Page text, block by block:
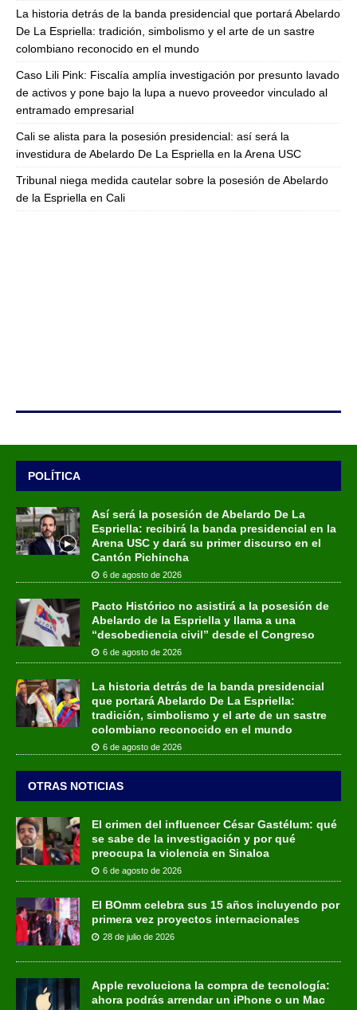
La historia detrás de la banda presidencial que portará Abelardo
De La Espriella: tradición, simbolismo y el arte de un sastre
colombiano reconocido en el mundo
Caso Lili Pink: Fiscalía amplía investigación por presunto lavado
de activos y pone bajo la lupa a nuevo proveedor vinculado al
entramado empresarial
Cali se alista para la posesión presidencial: así será la
investidura de Abelardo De La Espriella en la Arena USC
Tribunal niega medida cautelar sobre la posesión de Abelardo
de la Espriella en Cali
POLÍTICA
Así será la posesión de Abelardo De La
Espriella: recibirá la banda presidencial en la
Arena USC y dará su primer discurso en el
Cantón Pichincha
6 de agosto de 2026
Pacto Histórico no asistirá a la posesión de
Abelardo de la Espriella y llama a una
“desobediencia civil” desde el Congreso
6 de agosto de 2026
La historia detrás de la banda presidencial
que portará Abelardo De La Espriella:
tradición, simbolismo y el arte de un sastre
colombiano reconocido en el mundo
6 de agosto de 2026
OTRAS NOTICIAS
El crimen del influencer César Gastélum: qué
se sabe de la investigación y por qué
preocupa la violencia en Sinaloa
6 de agosto de 2026
El BOmm celebra sus 15 años incluyendo por
primera vez proyectos internacionales
28 de julio de 2026
Apple revoluciona la compra de tecnología:
ahora podrás arrendar un iPhone o un Mac